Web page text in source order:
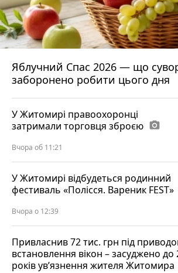
Яблучний Спас 2026 — що
заборонено робити цього дня
У Житомирі правоохоронці
затримали торговця зброєю photo_camera
Вчора об 11:21
У Житомирі відбудеться родинний
фестиваль «Полісся. Вареник FEST»
Вчора о 12:39
Привласнив 72 тис. грн під
встановлення вікон – засуджено до
років ув’язнення жителя Житомира